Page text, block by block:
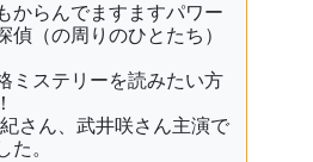
からんでますますパワー
偵（の周りのひとたち）
ミステリーを読みたい方
さん、武井咲さん主演で
。